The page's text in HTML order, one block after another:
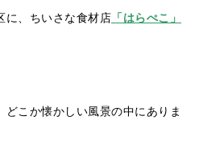
に、ちいさな食材店 「はらぺこ」
こか懐かしい風景の中にありま